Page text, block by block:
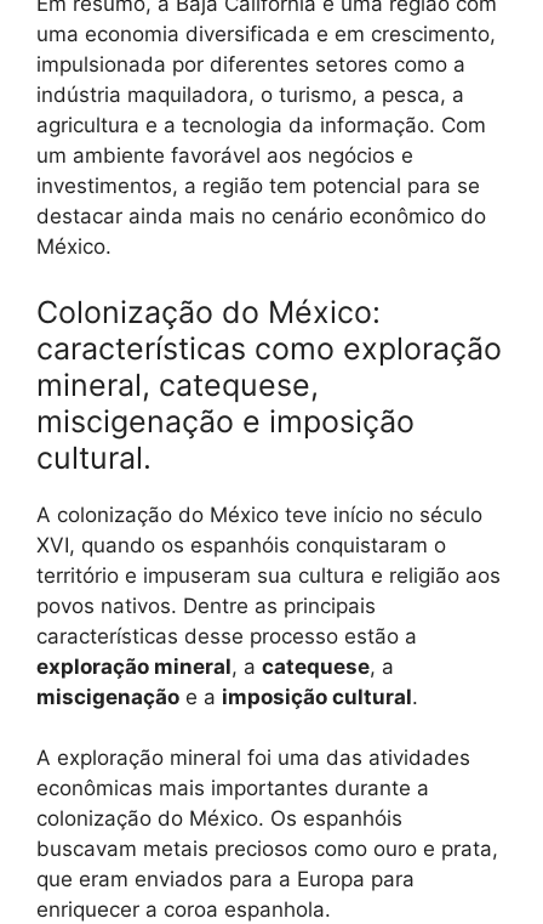
uma economia diversificada e em crescimento,
impulsionada por diferentes setores como a
indústria maquiladora, o turismo, a pesca, a
agricultura e a tecnologia da informação. Com
um ambiente favorável aos negócios e
investimentos, a região tem potencial para se
destacar ainda mais no cenário econômico do
México.
Colonização do México:
características como exploração
mineral, catequese,
miscigenação e imposição
cultural.
A colonização do México teve início no século
XVI, quando os espanhóis conquistaram o
território e impuseram sua cultura e religião aos
povos nativos. Dentre as principais
características desse processo estão a
exploração mineral, a catequese, a
miscigenação e a imposição cultural.
A exploração mineral foi uma das atividades
econômicas mais importantes durante a
colonização do México. Os espanhóis
buscavam metais preciosos como ouro e prata,
que eram enviados para a Europa para
enriquecer a coroa espanhola.